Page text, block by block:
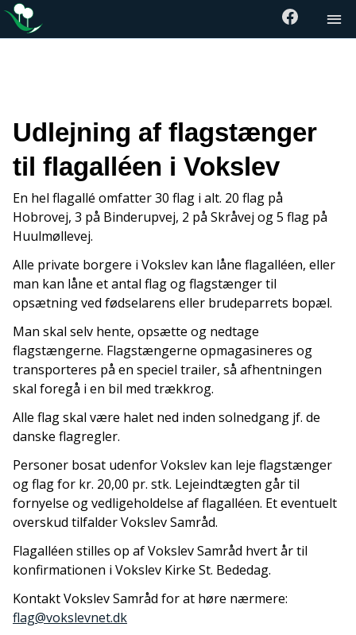
Udlejning af flagstænger
til flagalléen i Vokslev
En hel flagallé omfatter 30 flag i alt. 20 flag på
Hobrovej, 3 på Binderupvej, 2 på Skråvej og 5 flag på
Huulmøllevej.
Alle private borgere i Vokslev kan låne flagalléen, eller
man kan låne et antal flag og flagstænger til
opsætning ved fødselarens eller brudeparrets bopæl.
Man skal selv hente, opsætte og nedtage
flagstængerne. Flagstængerne opmagasineres og
transporteres på en speciel trailer, så afhentningen
skal foregå i en bil med trækkrog.
Alle flag skal være halet ned inden solnedgang jf. de
danske flagregler.
Personer bosat udenfor Vokslev kan leje flagstænger
og flag for kr. 20,00 pr. stk. Lejeindtægten går til
fornyelse og vedligeholdelse af flagalléen. Et eventuelt
overskud tilfalder Vokslev Samråd.
Flagalléen stilles op af Vokslev Samråd hvert år til
konfirmationen i Vokslev Kirke St. Bededag.
Kontakt Vokslev Samråd for at høre nærmere:
flag@vokslevnet.dk